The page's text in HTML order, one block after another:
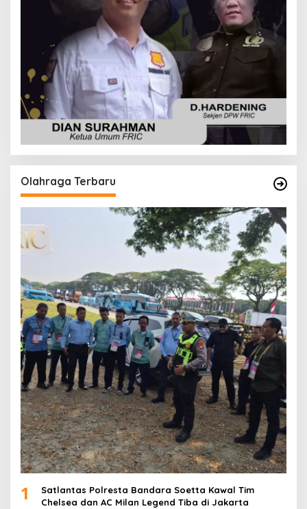
Olahraga Terbaru
1
Satlantas Polresta Bandara Soetta Kawal Tim
Chelsea dan AC Milan Legend Tiba di Jakarta